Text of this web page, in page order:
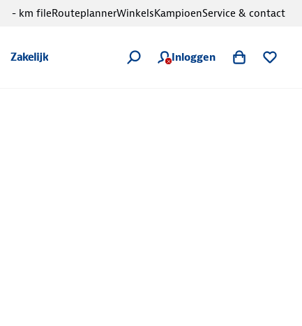
Zakelijk Inloggen
- km fileRouteplannerWinkelsKampioenService & contact